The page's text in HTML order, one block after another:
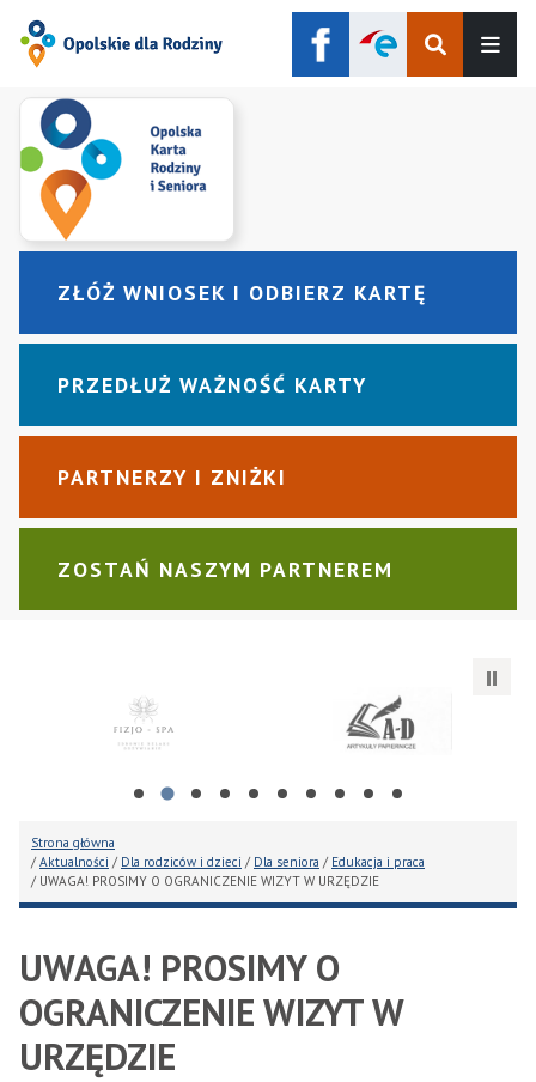
Szukaj
ZŁÓŻ WNIOSEK I ODBIERZ KARTĘ
PRZEDŁUŻ WAŻNOŚĆ KARTY
PARTNERZY I ZNIŻKI
ZOSTAŃ NASZYM PARTNEREM
Strona główna
/Aktualności / Dla rodziców i dzieci / Dla seniora / Edukacja i praca
/ UWAGA! PROSIMY O OGRANICZENIE WIZYT W URZĘDZIE
UWAGA! PROSIMY O
OGRANICZENIE WIZYT W
URZĘDZIE